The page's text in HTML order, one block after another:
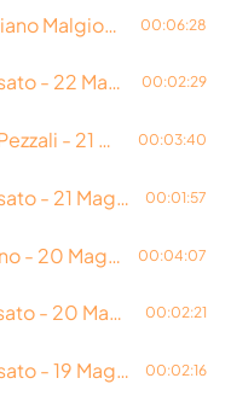
Buongiorno VIP - Cristiano Malgioglio - 22 Maggio 2026 00:06:28
Le classifiche del passato - 22 Maggio 1977 00:02:29
Buongiorno VIP - Max Pezzali - 21 Maggio 2026 00:03:40
Le classifiche del passato - 21 Maggio 2013 00:01:57
Buongiorno VIP - Albano - 20 Maggio 2026 00:04:07
Le classifiche del passato - 20 Maggio 1999 00:02:21
Le classifiche del passato - 19 Maggio 1987 00:02:16